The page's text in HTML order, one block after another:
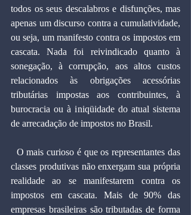
todos os seus descalabros e disfunções, mas
apenas um discurso contra a cumulatividade,
ou seja, um manifesto contra os impostos em
cascata. Nada foi reivindicado quanto à
sonegação, à corrupção, aos altos custos
relacionados às obrigações acessórias
tributárias impostas aos contribuintes, à
burocracia ou à iniqüidade do atual sistema
de arrecadação de impostos no Brasil.
classes produtivas não enxergam sua própria
realidade ao se manifestarem contra os
impostos em cascata. Mais de 90% das
empresas brasileiras são tributadas de forma